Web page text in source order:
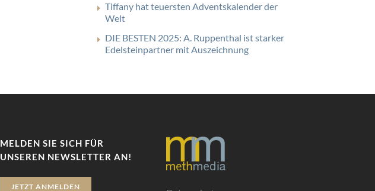
Tiffany hat teuersten Adventskalender der
Welt
DIE BESTEN 2025: A. Ruppenthal ist starker
Edelsteinpartner mit Auszeichnung
MELDEN SIE SICH FÜR
UNSEREN NEWSLETTER AN!
JETZT ANMELDEN